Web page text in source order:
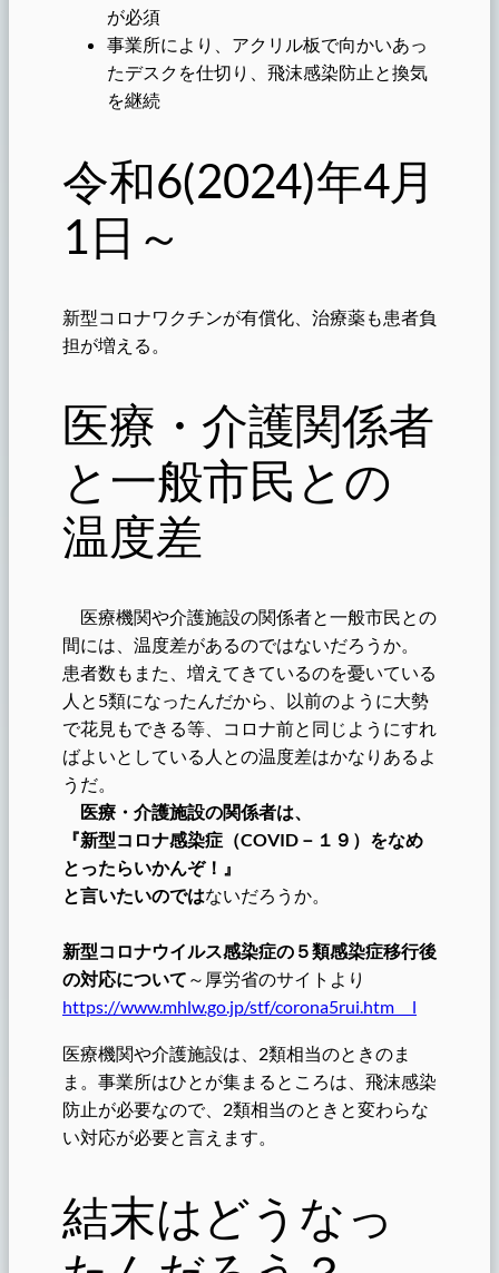
が必須
事業所により、アクリル板で向かいあっ
たデスクを仕切り、飛沫感染防止と換気
を継続
令和6(2024)年4月
1日～
新型コロナワクチンが有償化、治療薬も患者負
担が増える。
医療・介護関係者
と一般市民との
温度差
医療機関や介護施設の関係者と一般市民との
間には、温度差があるのではないだろうか。
患者数もまた、増えてきているのを憂いている
人と5類になったんだから、以前のように大勢
で花見もできる等、コロナ前と同じようにすれ
ばよいとしている人との温度差はかなりあるよ
うだ。
医療・介護施設の関係者は、
『新型コロナ感染症（COVID－１９）をなめ
とったらいかんぞ！』
と言いたいのではないだろうか。
新型コロナウイルス感染症の５類感染症移行後
の対応について ～厚労省のサイトより
https://www.mhlw.go.jp/stf/corona5rui.htm l
医療機関や介護施設は、2類相当のときのま
ま。事業所はひとが集まるところは、飛沫感染
防止が必要なので、2類相当のときと変わらな
い対応が必要と言えます。
結末はどうなっ